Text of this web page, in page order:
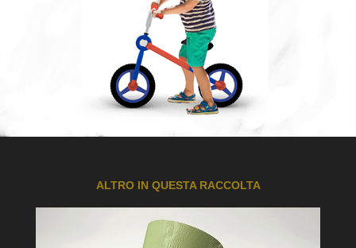
ALTRO IN QUESTA RACCOLTA